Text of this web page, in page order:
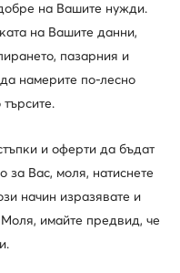
· Черен
на Вашите нужди.
на Вашите данни,
пазарния и
намерите по-лесно
и оферти да бъдат
за Вас, моля, натиснете
начин изразявате и
имайте предвид, че